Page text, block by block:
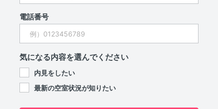
電話番号
気になる内容を選んでください
内見をしたい
最新の空室状況が知りたい